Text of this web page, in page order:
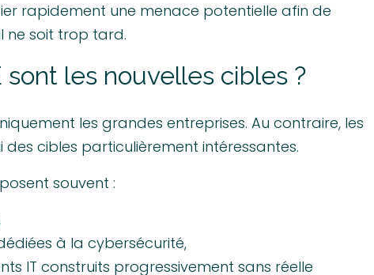
rapidement une menace potentielle afin de
ne soit trop tard.
sont les nouvelles cibles ?
les grandes entreprises. Au contraire, les
des cibles particulièrement intéressantes.
souvent :
à la cybersécurité,
IT construits progressivement sans réelle